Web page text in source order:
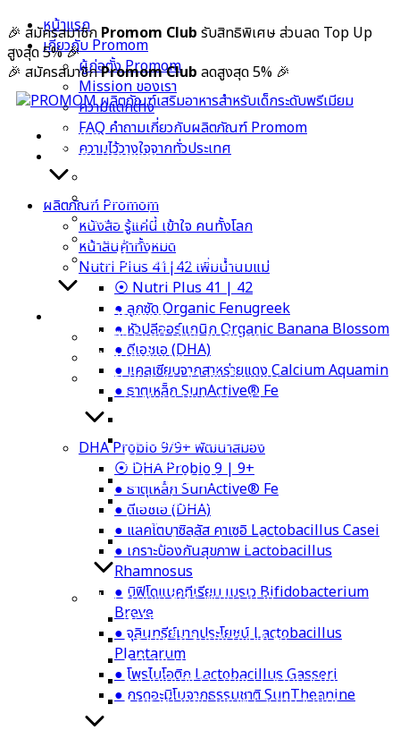
Skip
to
content
🎉 สมัครสมาชิก Promom Club รับสิทธิพิเศษ ส่วนลด Top Up
สูงสุด 5%🎉
🎉 สมัครสมาชิกPromom Club ลดสูงสุด 5% 🎉
หน้าแรก
เกี่ยวกับ Promom
Mission ของเรา
ความแตกต่าง
FAQ คำถามเกี่ยวกับผลิตภัณฑ์ Promom
ความไว้วางใจจากทั่วประเทศ
ผลิตภัณฑ์ Promom
หนังสือ รู้แค่นี้ เข้าใจ คนทั้งโลก
หน้าสินค้าทั้งหมด
Nutri Plus 41|42 เพิ่มน้ำนมแม่
⦿ Nutri Plus 41 | 42
● หัวปลีออร์แกนิก Organic Banana
Blossom
● ดีเอชเอ (DHA)
● แคลเซียมจากสาหร่ายแดง Calcium
Aquamin
● ธาตุเหล็ก SunActive® Fe
DHA Probio 9/9+ พัฒนาสมอง
⦿ DHA Probio 9 | 9+
● ธาตุเหล็ก SunActive® Fe
● ดีเอชเอ (DHA)
● แลคโตบาซิลลัส คาเซอิ Lactobacillus Casei
● เกราะป้องกันสุขภาพ Lactobacillus
หน้าแรก
เกี่ยวกับ Promom
ผู้ก่อตั้ง Promom
Mission ของเรา
ความแตกต่าง
FAQ คำถามเกี่ยวกับผลิตภัณฑ์ Promom
ความไว้วางใจจากทั่วประเทศ
ผลิตภัณฑ์ Promom
หนังสือ รู้แค่นี้ เข้าใจ คนทั้งโลก
หน้าสินค้าทั้งหมด
Nutri Plus 41|42 เพิ่มน้ำนมแม่
⦿ Nutri Plus 41 | 42
● ลูกซัด Organic Fenugreek
● หัวปลีออร์แกนิก Organic Banana Blossom
● ดีเอชเอ (DHA)
● แคลเซียมจากสาหร่ายแดง Calcium Aquamin
● ธาตุเหล็ก SunActive® Fe
DHA Probio 9/9+ พัฒนาสมอง
⦿ DHA Probio 9 | 9+
● ธาตุเหล็ก SunActive® Fe
● ดีเอชเอ (DHA)
● แลคโตบาซิลลัส คาเซอิ Lactobacillus Casei
● เกราะป้องกันสุขภาพ Lactobacillus
Rhamnosus
● บิฟิโดแบคทีเรียม เบรเว Bifidobacterium
Breve
● จุลินทรีย์มากประโยชน์ Lactobacillus
Plantarum
● โพรไบโอติก Lactobacillus Gasseri
● กรดอะมิโนจากธรรมชาติ SunTheanine